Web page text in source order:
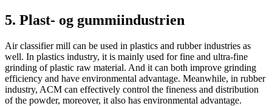
5. Plast- og gummiindustrien
Air classifier mill can be used in plastics and rubber industries as
well. In plastics industry, it is mainly used for fine and ultra-fine
grinding of plastic raw material. And it can both improve grinding
efficiency and have environmental advantage. Meanwhile, in rubber
industry, ACM can effectively control the fineness and distribution
of the powder, moreover, it also has environmental advantage.